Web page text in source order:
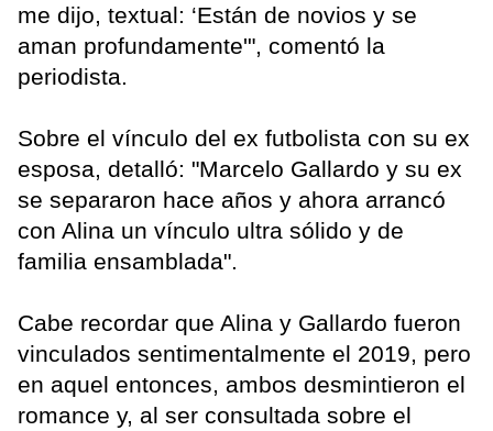
me dijo, textual: ‘Están de novios y se
aman profundamente'", comentó la
periodista.
Sobre el vínculo del ex futbolista con su ex
esposa, detalló: "Marcelo Gallardo y su ex
se separaron hace años y ahora arrancó
con Alina un vínculo ultra sólido y de
familia ensamblada".
Cabe recordar que Alina y Gallardo fueron
vinculados sentimentalmente el 2019, pero
en aquel entonces, ambos desmintieron el
romance y, al ser consultada sobre el